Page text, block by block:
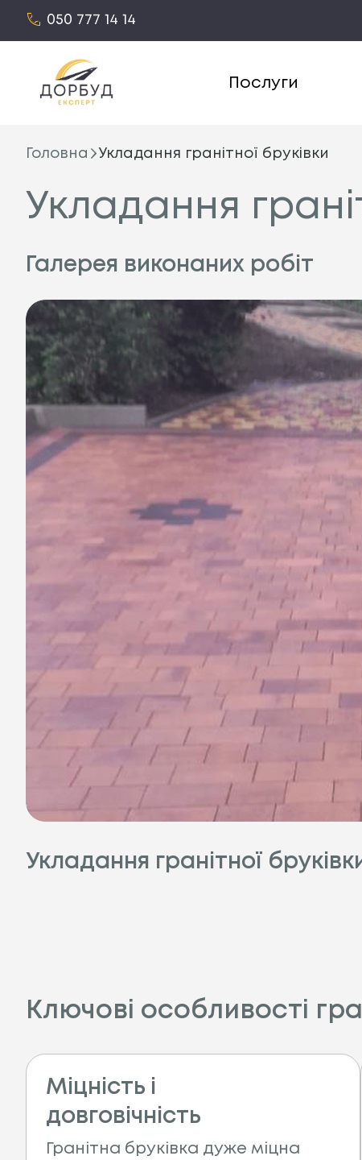
050 777 14 14
Послуги
Головна Укладання гранітної бруківки
Укладання
Галерея виконаних робіт
Укладання гранітної
Ключові особливості
Міцність і
довговічність
Гранітна бруківка дуже міцна